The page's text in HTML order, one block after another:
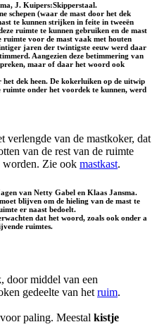
J. Kuipers:Skipperstaal.
schepen (waar de mast door het dek
te kunnen strijken in feite in tweeën
ruimte te kunnen gebruiken en de mast
voor de mast vaak met houten
jaren der twintigste eeuw werd daar
Aangezien deze betimmering van
maar of daar het woord ook
dek heen. De kokerluiken op de uitwip
onder het voordek te kunnen, werd
verlengde van de mastkoker, dat
van de rest van de ruimte
worden. Zie ook mastkast.
van Netty Gabel en Klaas Jansma.
blijven om de hieling van de mast te
er naast bedoelt.
dat het woord, zoals ook onder a
ruimtes.
door middel van een
gedeelte van het ruim.
paling. Meestal kistje